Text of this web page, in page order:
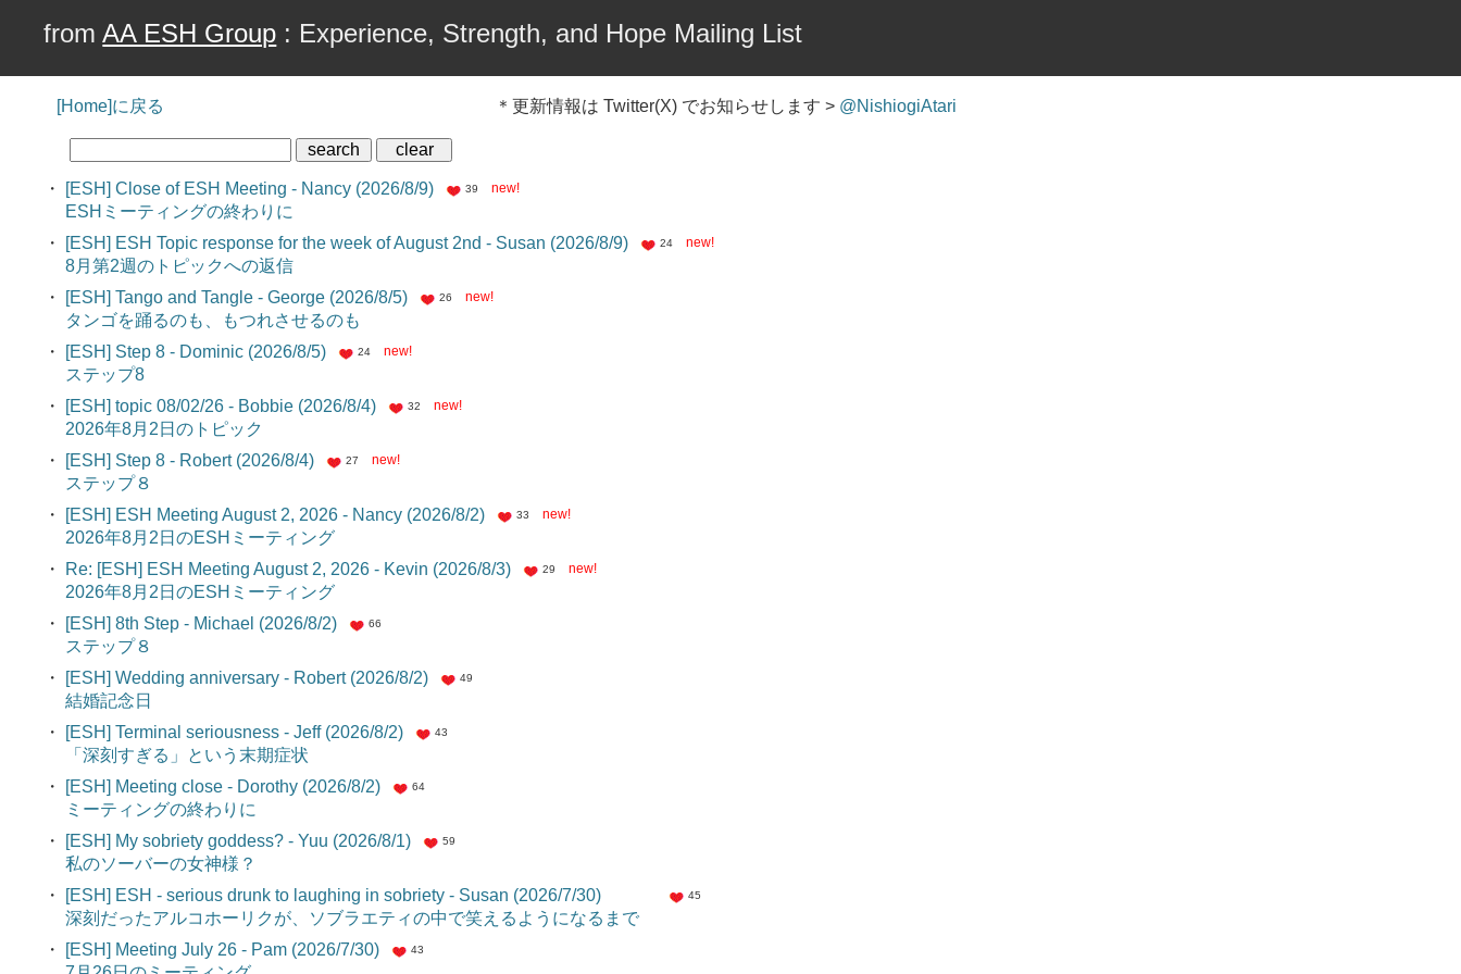
fromAA ESH Group : Experience, Strength, and Hope Mailing List
[Home]に戻る ＊更新情報は Twitter(X) でお知らせします > @NishiogiAtari
・
[ESH] Close of ESH Meeting - Nancy (2026/8/9)
ESHミーティングの終わりに
39 new!
・
[ESH] ESH Topic response for the week of August 2nd - Susan (2026/8/9)
8月第2週のトピックへの返信
24 new!
・
[ESH] Tango and Tangle - George (2026/8/5)
タンゴを踊るのも、もつれさせるのも
26 new!
・
[ESH] Step 8 - Dominic (2026/8/5)
ステップ8
24 new!
・
[ESH] topic 08/02/26 - Bobbie (2026/8/4)
2026年8月2日のトピック
32 new!
・
[ESH] Step 8 - Robert (2026/8/4)
ステップ８
27 new!
・
[ESH] ESH Meeting August 2, 2026 - Nancy (2026/8/2)
2026年8月2日のESHミーティング
33 new!
・
Re: [ESH] ESH Meeting August 2, 2026 - Kevin (2026/8/3)
2026年8月2日のESHミーティング
29 new!
・
[ESH] 8th Step - Michael (2026/8/2)
ステップ８
66
・
[ESH] Wedding anniversary - Robert (2026/8/2)
結婚記念日
49
・
[ESH] Terminal seriousness - Jeff (2026/8/2)
「深刻すぎる」という末期症状
43
・
[ESH] Meeting close - Dorothy (2026/8/2)
ミーティングの終わりに
64
・
[ESH] My sobriety goddess? - Yuu (2026/8/1)
私のソーバーの女神様？
59
・
[ESH] ESH - serious drunk to laughing in sobriety - Susan (2026/7/30)
深刻だったアルコホーリクが、ソブラエティの中で笑えるようになるまで
45
・
[ESH] Meeting July 26 - Pam (2026/7/30)
43